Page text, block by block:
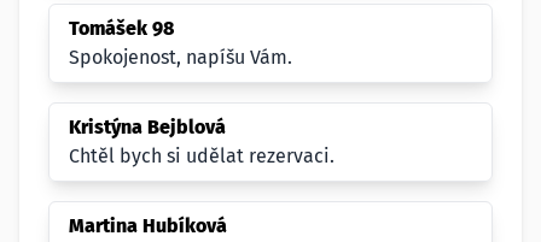
Tomášek 98
Spokojenost, napíšu Vám.
Kristýna Bejblová
Chtěl bych si udělat rezervaci.
Martina Hubíková